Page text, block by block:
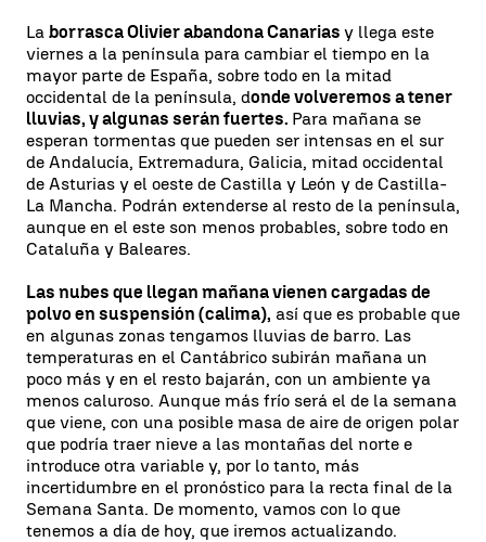
La borrasca Olivier abandona Canarias y llega este
viernes a la península para cambiar el tiempo en la
mayor parte de España, sobre todo en la mitad
occidental de la península, donde volveremos a tener
lluvias, y algunas serán fuertes. Para mañana se
esperan tormentas que pueden ser intensas en el sur
de Andalucía, Extremadura, Galicia, mitad occidental
de Asturias y el oeste de Castilla y León y de Castilla-
La Mancha. Podrán extenderse al resto de la península,
aunque en el este son menos probables, sobre todo en
Cataluña y Baleares.
Las nubes que llegan mañana vienen cargadas de
polvo en suspensión (calima), así que es probable que
en algunas zonas tengamos lluvias de barro. Las
temperaturas en el Cantábrico subirán mañana un
poco más y en el resto bajarán, con un ambiente ya
menos caluroso. Aunque más frío será el de la semana
que viene, con una posible masa de aire de origen polar
que podría traer nieve a las montañas del norte e
introduce otra variable y, por lo tanto, más
incertidumbre en el pronóstico para la recta final de la
Semana Santa. De momento, vamos con lo que
tenemos a día de hoy, que iremos actualizando.